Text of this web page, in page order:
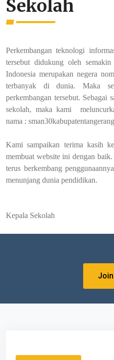
Sekolah
Perkembangan teknologi
tersebut didukung oleh
Indonesia merupakan negera
terbanyak di dunia.Maka
perkembangan tersebut. Sebagai
sekolah, maka kami
nama :
Kami sampaikan terima kasih
membuat website ini dengan
terus berkembang
menunjang dunia pendidikan.
Kepala Sekolah
Join